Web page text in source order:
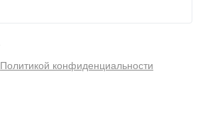
Политикой конфиденциальности